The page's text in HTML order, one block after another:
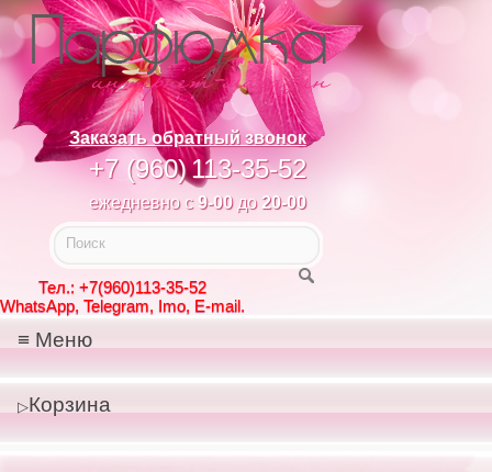
Заказать обратный звонок
+7 (960)113-35-52
ежедневно с 9-00до 20-00
Тел.: +7(960)113-35-52
WhatsApp, Telegram, Imo, E-mail.
Меню
Корзина